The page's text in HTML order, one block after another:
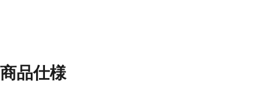
商品仕様